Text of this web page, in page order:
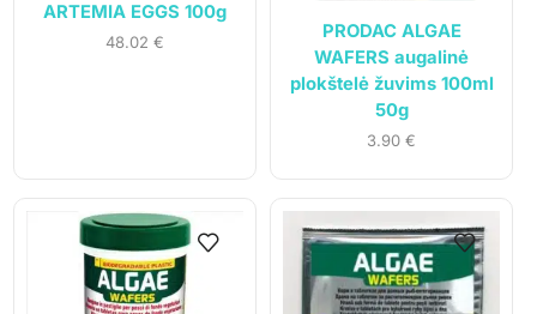
ARTEMIA EGGS 100g
48.02 €
PRODAC ALGAE
WAFERS augalinė
plokštelė žuvims 100ml
50g
3.90 €